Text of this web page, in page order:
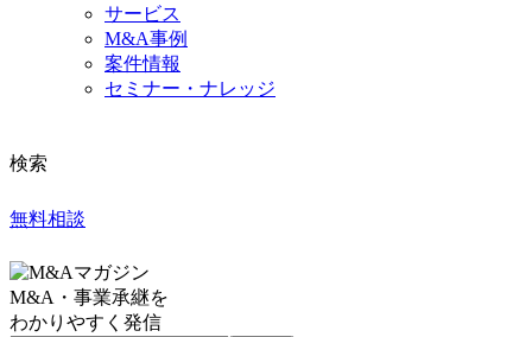
サービス
M&A事例
案件情報
セミナー・ナレッジ
検索
無料相談
M&A・事業承継を
わかりやすく発信